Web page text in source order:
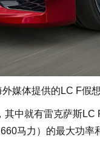
外媒体提供的LC F假
就有雷克萨斯LC
马力）的最大功率